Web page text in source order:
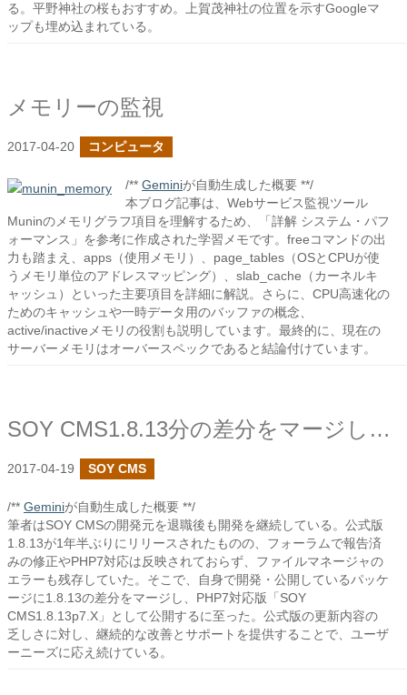
る。平野神社の桜もおすすめ。上賀茂神社の位置を示すGoogleマ
ップも埋め込まれている。
メモリーの監視
2017-04-20 コンピュータ
/** Geminiが自動生成した概要 **/
本ブログ記事は、Webサービス監視ツール
Muninのメモリグラフ項目を理解するため、「詳解 システム・パフ
ォーマンス」を参考に作成された学習メモです。freeコマンドの出
力も踏まえ、apps（使用メモリ）、page_tables（OSとCPUが使
うメモリ単位のアドレスマッピング）、slab_cache（カーネルキ
ャッシュ）といった主要項目を詳細に解説。さらに、CPU高速化の
ためのキャッシュや一時データ用のバッファの概念、
active/inactiveメモリの役割も説明しています。最終的に、現在の
サーバーメモリはオーバースペックであると結論付けています。
SOY CMS1.8.13分の差分をマージしました
2017-04-19 SOY CMS
/** Geminiが自動生成した概要 **/
筆者はSOY CMSの開発元を退職後も開発を継続している。公式版
1.8.13が1年半ぶりにリリースされたものの、フォーラムで報告済
みの修正やPHP7対応は反映されておらず、ファイルマネージャの
エラーも残存していた。そこで、自身で開発・公開しているパッケ
ージに1.8.13の差分をマージし、PHP7対応版「SOY
CMS1.8.13p7.X」として公開するに至った。公式版の更新内容の
乏しさに対し、継続的な改善とサポートを提供することで、ユーザ
ーニーズに応え続けている。